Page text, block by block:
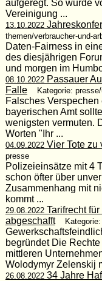
aufgeregt. So wurde
Vereinigung ...
13.10.2022
themen/verbraucher-und-
Daten-Fairness in
des diesjährigen
und morgen im
08.10.2022Passauer
Falle
Kategorie:
Falsches
bayerischen Amt
wenigsten vermuten.
Worten "Ihr ...
04.09.2022Vier Tote zu
presse
Polizeieinsätze mit 4
schon öfter über
Zusammenhang mit
kommt ...
29.08.2022Tarifrecht für
abgeschafft
begründet Die
mittleren
Wolodymyr Zelenskij
26.08.202234 Jahre